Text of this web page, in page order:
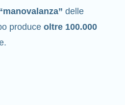
delle
produce oltre 100.000